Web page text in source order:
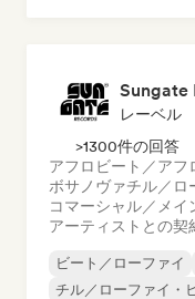
Sungate
レーベル
>1300件の回答
アフロビート／アフ
ボサノヴァチル／ロ
コマーシャル／メイ
アーティストとの契
ビート／ローファイ
チル／ローファイ・